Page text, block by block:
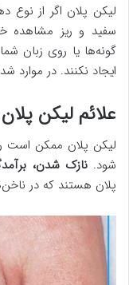
لیکن پلان اگر از نوع
سفید و ریز مشاهده
گونه‌ها یا روی زبان
ایجاد نکنند. در موارد
علائم لیکن
لیکن پلان ممکن است
شود.نازک شدن،
پلان هستند که در